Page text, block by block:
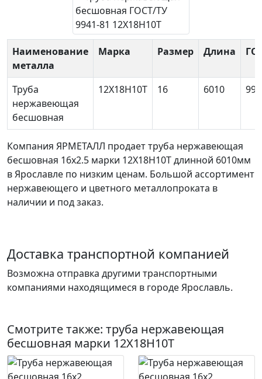
Наименование
металла
Марка Размер Длина
Труба
нержавеющая
бесшовная
12Х18Н10Т 16 6010
Компания ЯРМЕТАЛЛ продаеттруба нержавеющая
бесшовная 16x2.5 марки 12Х18Н10Т длинной 6010мм
в Ярославле по низким ценам. Большой ассортимент
нержавеющего и цветного металлопроката в
наличии и под заказ.
Доставка транспортной компанией
Возможна отправка другими транспортными
компаниями находящимеся в городе Ярославль.
Смотрите также: труба нержавеющая
бесшовная марки 12Х18Н10Т